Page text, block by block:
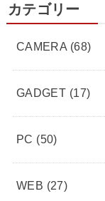
カテゴリー
CAMERA (68)
GADGET (17)
PC (50)
WEB (27)